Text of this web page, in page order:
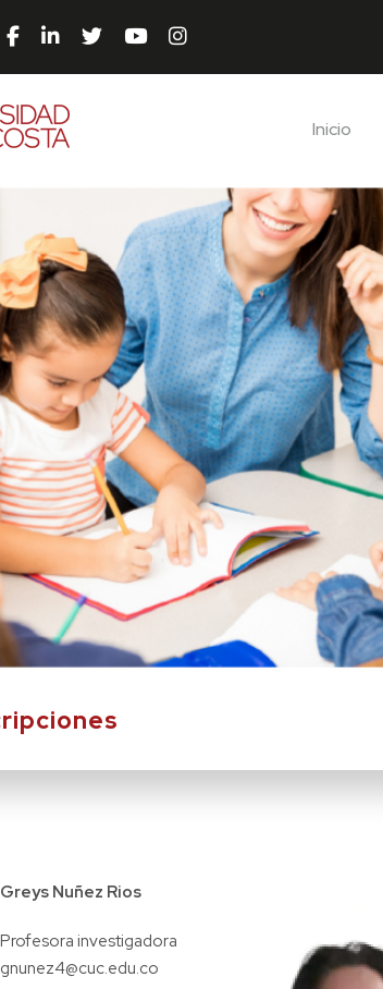
Inicio
Greys Nuñez Rios
Profesora investigadora
gnunez4@cuc.edu.co